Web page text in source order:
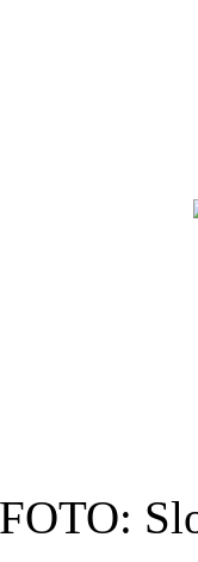
FOTO: